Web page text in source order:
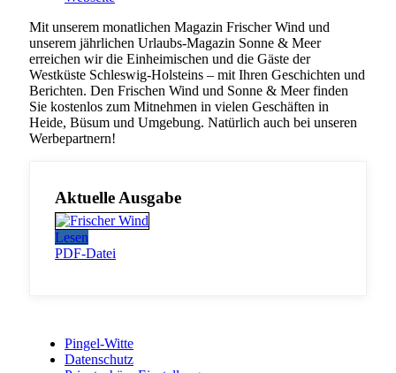
Mit unserem monatlichen Magazin Frischer Wind und
unserem jährlichen Urlaubs-Magazin Sonne & Meer
erreichen wir die Einheimischen und die Gäste der
Westküste Schleswig-Holsteins – mit Ihren Geschichten und
Berichten. Den Frischen Wind und Sonne & Meer finden
Sie kostenlos zum Mitnehmen in vielen Geschäften in
Heide, Büsum und Umgebung. Natürlich auch bei unseren
Werbepartnern!
Aktuelle Ausgabe
Lesen
PDF-Datei
Pingel-Witte
Datenschutz